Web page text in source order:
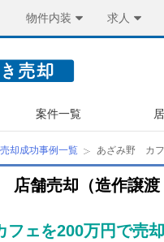
物件内装 求人
案件一覧
却成功事例一覧 あざみ野 カフ
舗売却（造作譲渡
フェを200万円で売却